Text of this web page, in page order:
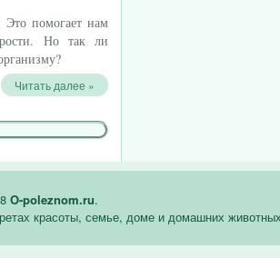
помогает нам
Но так ли
Читать далее »
O-poleznom.ru.
красоты, семье, доме и домашних животных